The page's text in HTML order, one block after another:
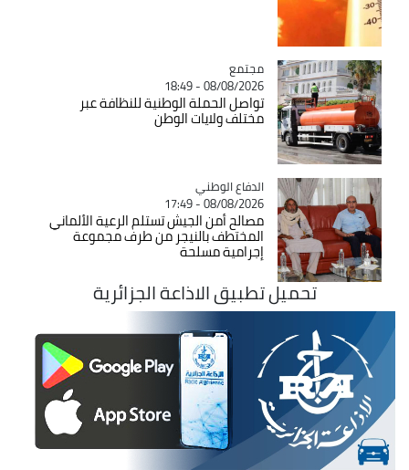
Catégorie
مجتمع
08/08/2026 - 18:49
تواصل الحملة الوطنية للنظافة عبر
مختلف ولايات الوطن
Catégorie
الدفاع الوطني
08/08/2026 - 17:49
مصالح أمن الجيش تستلم الرعية الألماني
المختطف بالنيجر من طرف مجموعة
إجرامية مسلحة
تحميل تطبيق الاذاعة الجزائرية